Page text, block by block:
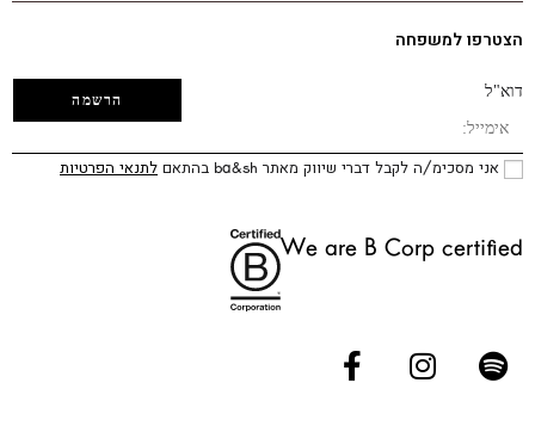
הצטרפו למשפחה
דוא"ל
אני מסכימ/ה לקבל דברי שיווק מאתר ba&sh בהתאם לתנאי הפרטיות
We are B Corp certified